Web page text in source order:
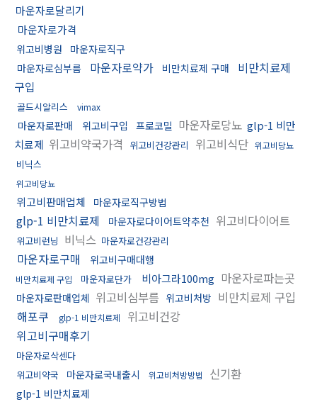
마운자로달리기
마운자로가격
위고비병원
마운자로직구
마운자로심부름
마운자로약가 비만치료제 구매
비만치료제
구입
골드시알리스 vimax
마운자로판매 위고비구입 프로코밀 마운자로당뇨 glp-1 비만
치료제 위고비약국가격 위고비건강관리 위고비식단 위고비당뇨
비닉스
위고비당뇨
위고비판매업체 마운자로직구방법
glp-1 비만치료제 마운자로다이어트약추천 위고비다이어트
위고비런닝 비닉스 마운자로건강관리
마운자로구매 위고비구매대행
비만치료제 구입 마운자로단가 비아그라100mg 마운자로파는곳
마운자로판매업체 위고비심부름 위고비처방 비만치료제 구입
해포쿠
glp-1 비만치료제
위고비건강
위고비구매후기
마운자로삭센다
위고비약국
마운자로국내출시 위고비처방방법 신기환
glp-1 비만치료제